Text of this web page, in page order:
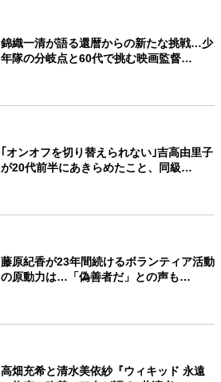
錦織一清が語る還暦からの新たな挑戦…少
年隊の分岐点と60代で挑む映画監督…
｢オンオフを切り替えられない｣吉高由里子
が20代前半にあきらめたこと、同級…
藤原紀香が23年間続けるボランティア活動
の原動力は…「偽善者だ」との声も…
高畑充希と清水美依紗『ウィキッド 永遠